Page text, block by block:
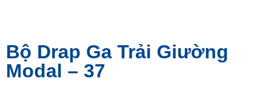
Bộ Drap Ga Trải Giường
Modal – 37